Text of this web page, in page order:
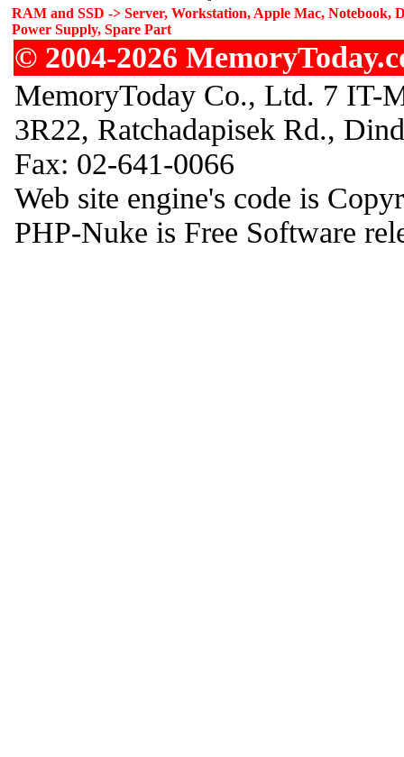
RAM and SSD -> Server, Workstation, Apple Mac, Notebook,
Power Supply, Spare Part
© 2004-2026
MemoryToday Co., Ltd. 7 IT-
3R22, Ratchadapisek Rd.,
Fax: 02-641-0066
Web site engine's code is
PHP-Nuke is Free Software